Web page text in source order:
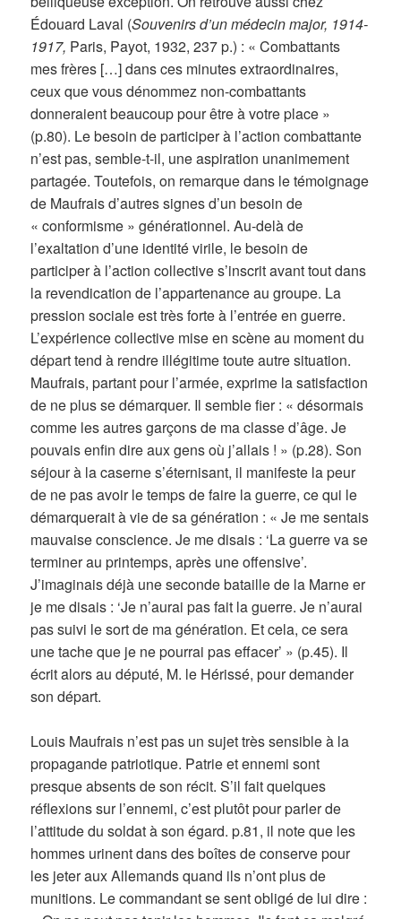
Édouard Laval (Souvenirs d’un médecin major, 1914-
1917, Paris, Payot, 1932, 237 p.) : « Combattants
mes frères […] dans ces minutes extraordinaires,
ceux que vous dénommez non-combattants
donneraient beaucoup pour être à votre place »
(p.80). Le besoin de participer à l’action combattante
n’est pas, semble-t-il, une aspiration unanimement
partagée. Toutefois, on remarque dans le témoignage
de Maufrais d’autres signes d’un besoin de
« conformisme » générationnel. Au-delà de
l’exaltation d’une identité virile, le besoin de
participer à l’action collective s’inscrit avant tout dans
la revendication de l’appartenance au groupe. La
pression sociale est très forte à l’entrée en guerre.
L’expérience collective mise en scène au moment du
départ tend à rendre illégitime toute autre situation.
Maufrais, partant pour l’armée, exprime la satisfaction
de ne plus se démarquer. Il semble fier : « désormais
comme les autres garçons de ma classe d’âge. Je
pouvais enfin dire aux gens où j’allais ! » (p.28). Son
séjour à la caserne s’éternisant, il manifeste la peur
de ne pas avoir le temps de faire la guerre, ce qui le
démarquerait à vie de sa génération : « Je me sentais
mauvaise conscience. Je me disais : ‘La guerre va se
terminer au printemps, après une offensive’.
J’imaginais déjà une seconde bataille de la Marne er
je me disais : ‘Je n’aurai pas fait la guerre. Je n’aurai
pas suivi le sort de ma génération. Et cela, ce sera
une tache que je ne pourrai pas effacer’ » (p.45). Il
écrit alors au député, M. le Hérissé, pour demander
son départ.
Louis Maufrais n’est pas un sujet très sensible à la
propagande patriotique. Patrie et ennemi sont
presque absents de son récit. S’il fait quelques
réflexions sur l’ennemi, c’est plutôt pour parler de
l’attitude du soldat à son égard. p.81, il note que les
hommes urinent dans des boîtes de conserve pour
les jeter aux Allemands quand ils n’ont plus de
munitions. Le commandant se sent obligé de lui dire :